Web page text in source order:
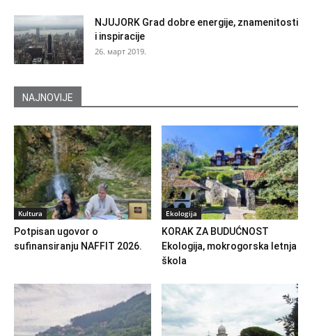
NJUJORK Grad dobre energije, znamenitosti
i inspiracije
26. март 2019.
NAJNOVIJE
Kultura
Potpisan ugovor o
sufinansiranju NAFFIT 2026.
Ekologija
KORAK ZA BUDUĆNOST
Ekologija, mokrogorska letnja
škola